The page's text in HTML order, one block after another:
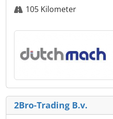
105 Kilometer
2Bro-Trading B.v.